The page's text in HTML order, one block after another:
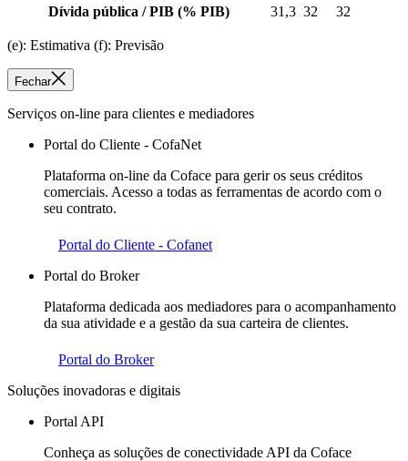
Dívida pública / PIB (% PIB) 31,3 32 32
(e): Estimativa (f): Previsão
Fechar
Serviços on-line para clientes e mediadores
Portal do Cliente - CofaNet
Plataforma on-line da Coface para gerir os seus créditos
comerciais. Acesso a todas as ferramentas de acordo com o
seu contrato.
Portal do Cliente - Cofanet
Portal do Broker
Plataforma dedicada aos mediadores para o acompanhamento
da sua atividade e a gestão da sua carteira de clientes.
Portal do Broker
Soluções inovadoras e digitais
Portal API
Conheça as soluções de conectividade API da Coface